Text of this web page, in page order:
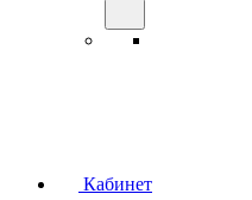
Кабинет